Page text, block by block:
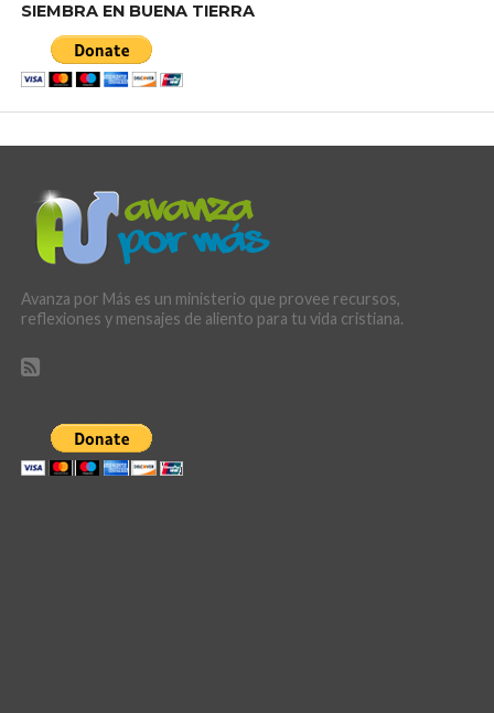
SIEMBRA EN BUENA TIERRA
Avanza por Más es un ministerio que provee recursos,
reflexiones y mensajes de aliento para tu vida cristiana.